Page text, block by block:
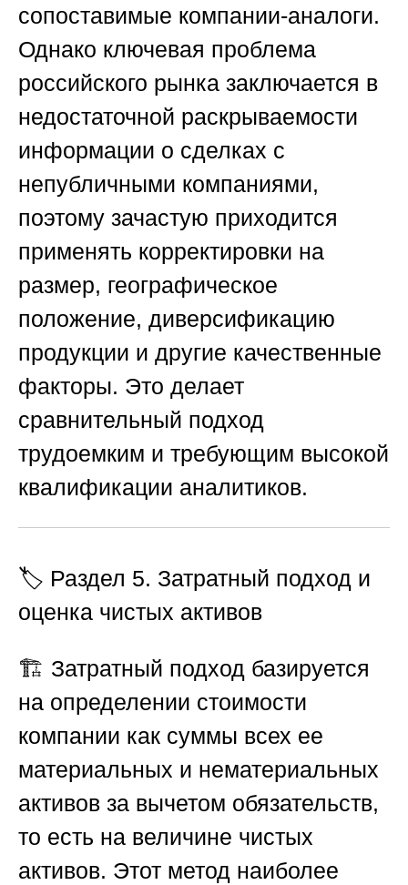
сопоставимые компании-аналоги.
Однако ключевая проблема
российского рынка заключается в
недостаточной раскрываемости
информации о сделках с
непубличными компаниями,
поэтому зачастую приходится
применять корректировки на
размер, географическое
положение, диверсификацию
продукции и другие качественные
факторы. Это делает
сравнительный подход
трудоемким и требующим высокой
квалификации аналитиков.
🏷️ Раздел 5. Затратный подход и
оценка чистых активов
🏗️ Затратный подход базируется
на определении стоимости
компании как суммы всех ее
материальных и нематериальных
активов за вычетом обязательств,
то есть на величине чистых
активов. Этот метод наиболее